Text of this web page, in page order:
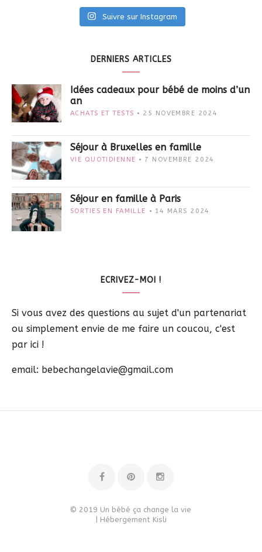
Suivre sur Instagram
DERNIERS ARTICLES
Idées cadeaux pour bébé de moins d’un
an
ACHATS ET TESTS 25 NOVEMBRE 2024
Séjour à Bruxelles en famille
VIE QUOTIDIENNE 7 NOVEMBRE 2024
Séjour en famille à Paris
SORTIES EN FAMILLE 14 MARS 2024
ECRIVEZ-MOI !
Si vous avez des questions au sujet d'un partenariat
ou simplement envie de me faire un coucou, c'est
par ici !
email: bebechangelavie@gmail.com
© 2019 Un bébé ça change la vie
| Hébergement Kisli